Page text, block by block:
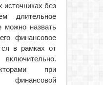
источниках без
длительное
можно назвать
финансовое
в рамках от
при